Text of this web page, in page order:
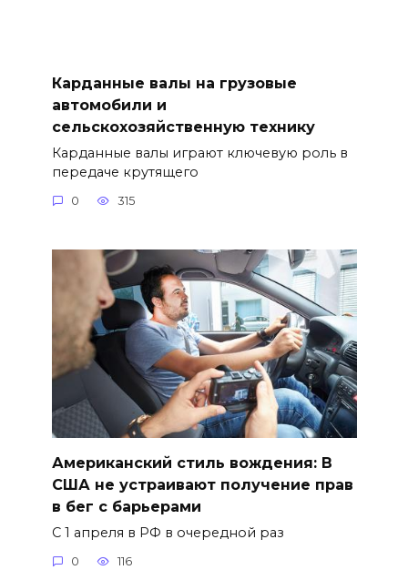
Карданные валы на грузовые
автомобили и
сельскохозяйственную технику
Карданные валы играют ключевую роль в
передаче крутящего
0 315
Американский стиль вождения: В
США не устраивают получение прав
в бег с барьерами
С 1 апреля в РФ в очередной раз
0 116